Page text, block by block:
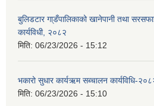
बुलिडटार गा्डँपालिकाको खानेपानी तथा
कार्यविधी, २०८२
मिति: 06/23/2026 - 15:12
भकारो सुधार कार्यऋम सब्चालन कार्यविधि-
मिति: 06/23/2026 - 15:10